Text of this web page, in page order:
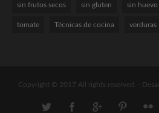
sin frutos secos sin gluten sin huevo
tomate Técnicas de cocina verduras
Copyright © 2017 All rights reserved. -